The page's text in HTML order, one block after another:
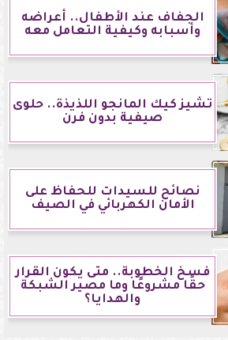
الجفاف عند الأطفال.. أعراضه
وأسبابه وكيفية التعامل معه
تشيز كيك المانجو اللذيذة.. حلوى
صيفية بدون فرن
نصائح للسيدات للحفاظ على
الأمان الكهربائي في الصيف
فسخ الخطوبة.. متى يكون القرار
حقًا مشروعًا وما مصير الشبكة
والهدايا؟